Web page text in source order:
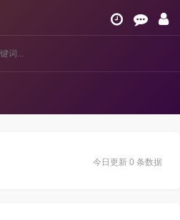
今日更新 0 条数据